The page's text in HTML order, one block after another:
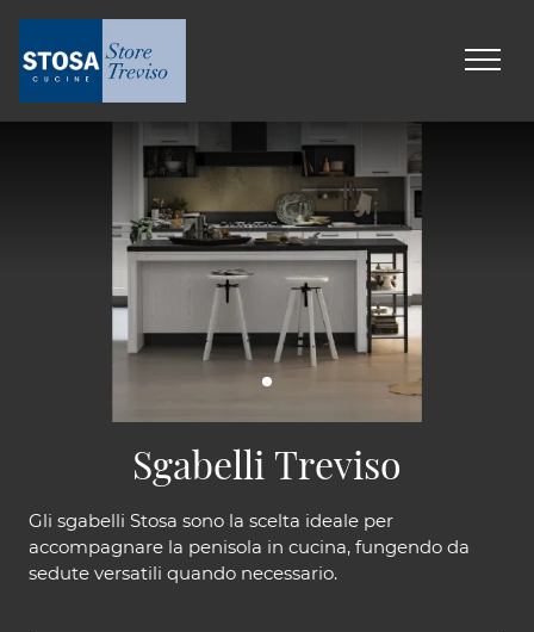
Sgabelli Treviso
Gli sgabelli Stosa sono la scelta ideale per
accompagnare la penisola in cucina, fungendo da
sedute versatili quando necessario.